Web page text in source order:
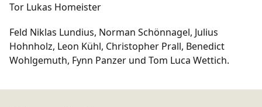
Tor Lukas Homeister
Feld Niklas Lundius, Norman Schönnagel, Julius
Hohnholz, Leon Kühl, Christopher Prall, Benedict
Wohlgemuth, Fynn Panzer und Tom Luca Wettich.